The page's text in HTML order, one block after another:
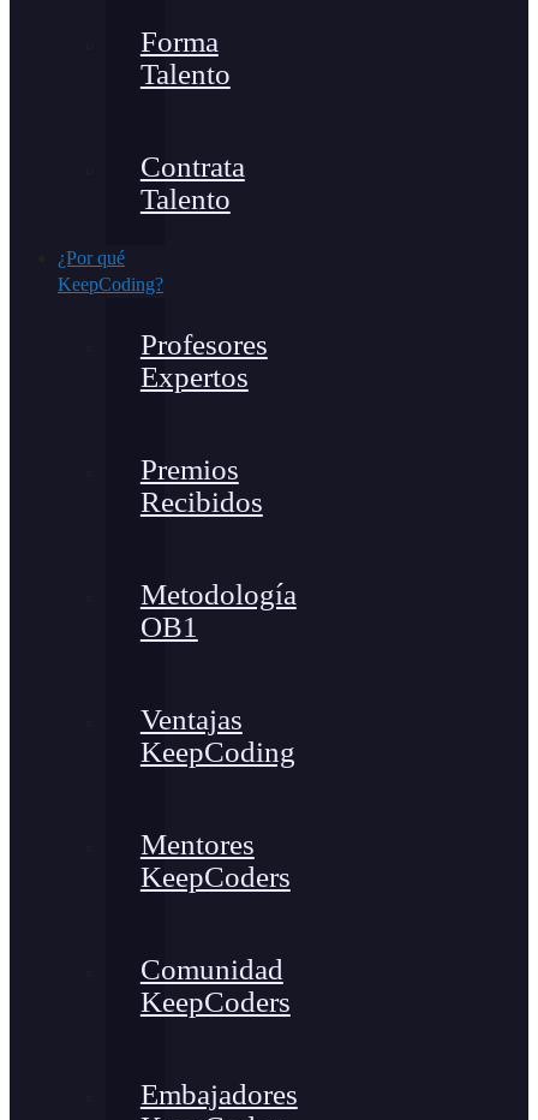
Forma
Talento
Contrata
Talento
¿Por qué
KeepCoding?
Profesores
Expertos
Premios
Recibidos
Metodología
OB1
Ventajas
KeepCoding
Mentores
KeepCoders
Comunidad
KeepCoders
Embajadores